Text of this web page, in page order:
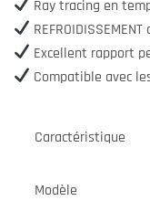
Ray tracing en
Excellent rapport
Compatible avec
Caractéristique
Modèle